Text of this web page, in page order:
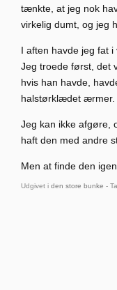
tænkte, at jeg nok
virkelig dumt, og jeg
I aften havde jeg fat
Jeg troede først, det
hvis han havde,
halstørklædet ærmer.
Jeg kan ikke afgøre,
haft den med andre
Men at finde den
Udgivet i den store bunke -